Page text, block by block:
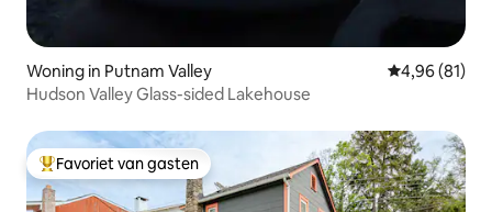
Woning in Putnam Valley Gemiddelde
4,96 (81)
Hudson Valley Glass-sided Lakehouse
Topfavoriet van gasten
Favoriet van gasten